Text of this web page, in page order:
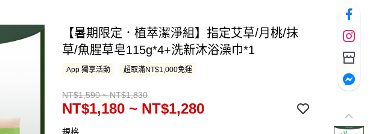
【暑期限定．植萃潔淨組】指定艾草/月桃/抹
草/魚腥草皂115g*4+洗新沐浴澡巾*1
App 獨享活動 超取滿NT$1,000免運
NT$1,590 ~ NT$1,830
NT$1,180 ~ NT$1,280
規格